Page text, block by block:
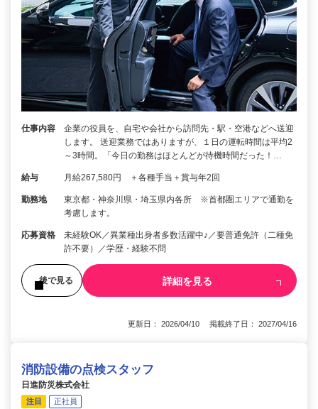
仕事内容
企業の役員を、自宅や会社から訪問先・駅・空港などへ送迎
します。 送迎業務ではありますが、１日の運転時間は平均2
～3時間。「今日の勤務はほとんどが待機時間だった！…
給与 月給267,580円 ＋各種手当＋賞与年2回
勤務地
東京都・神奈川県・埼玉県内各所 ※首都圏エリアで通勤を
考慮します。
応募資格
未経験OK／異業種出身者多数活躍中♪／要普通免許（二種免
許不要）／学歴・経験不問
後で見る 詳細を見る
更新日： 2026/04/10 掲載終了日： 2027/04/16
消防設備の点検スタッフ
日進防災株式会社
注目 正社員